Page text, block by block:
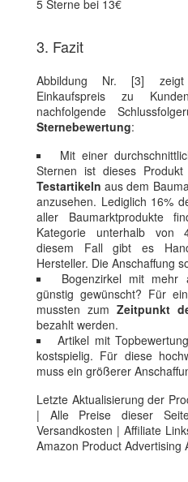
5 Sterne bei 13€
3. Fazit
Abbildung Nr. [3]
Einkaufspreis zu
nachfolgende
Sternebewertung:
Mit einer
Sternen ist dieses
Testartikeln aus dem
anzusehen. Lediglich 16%
aller Baumarktprodukte
Kategorie unterhalb von
diesem Fall gibt es
Hersteller. Die Anschaffung
Bogenzirkel mit mehr
günstig gewünscht? Für
mussten zum Zeitpunkt
bezahlt werden.
Artikel mit
kostspielig. Für diese
muss ein größerer
Letzte Aktualisierung der
| Alle Preise dieser
Versandkosten | Affiliate
Amazon Product Advertising